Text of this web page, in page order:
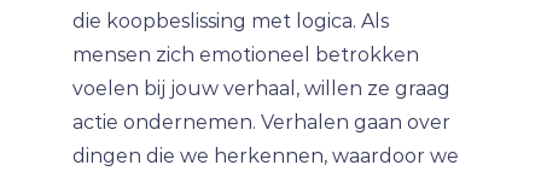
die koopbeslissing met logica. Als
mensen zich emotioneel betrokken
voelen bij jouw verhaal, willen ze graag
actie ondernemen. Verhalen gaan over
dingen die we herkennen, waardoor we